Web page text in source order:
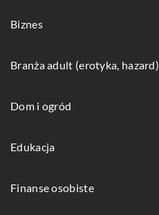
Biznes
Branża adult (erotyka, hazard)
Dom i ogród
Edukacja
Finanse osobiste